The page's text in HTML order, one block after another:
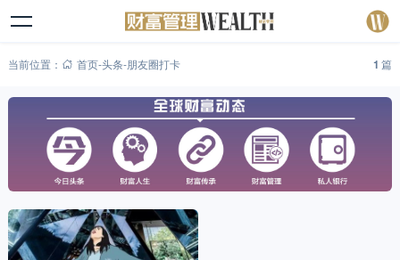
当前位置： 首页-头条-朋友圈打卡 1 篇